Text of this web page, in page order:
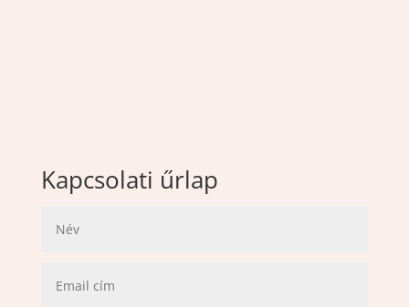
Kapcsolati űrlap